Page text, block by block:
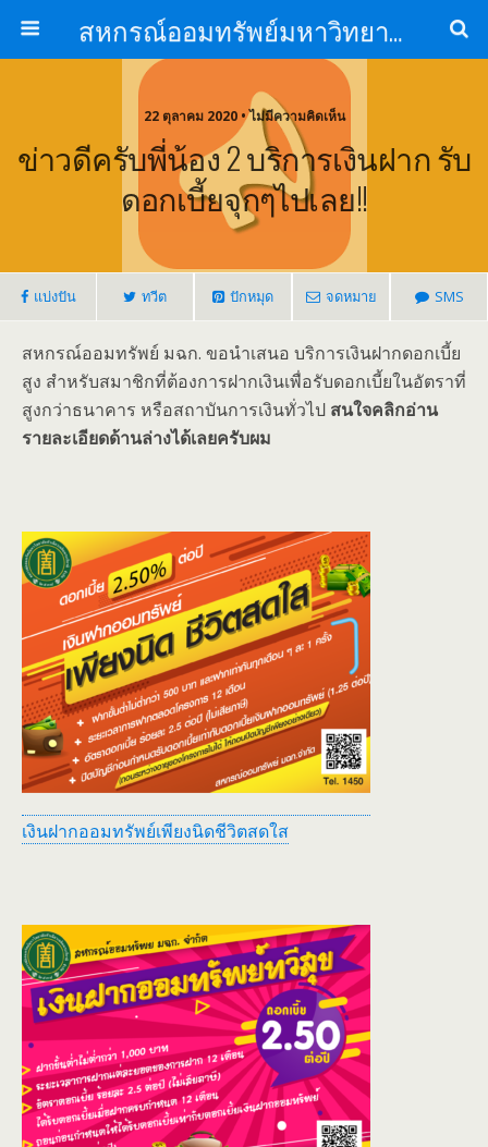
สหกรณ์ออมทรัพย์มหาวิทยาลัยหัวเฉียวเฉลิมพระเกียรติ จำกัด
22 ตุลาคม 2020 • ไม่มีความคิดเห็น
ข่าวดีครับพี่น้อง 2 บริการเงินฝาก รับ
ดอกเบี้ยจุกๆไปเลย!!
แบ่งปัน ทวีต ปักหมุด จดหมาย SMS
สหกรณ์ออมทรัพย์ มฉก. ขอนำเสนอ บริการเงินฝากดอกเบี้ย
สูง สำหรับสมาชิกที่ต้องการฝากเงินเพื่อรับดอกเบี้ยในอัตราที่
สูงกว่าธนาคาร หรือสถาบันการเงินทั่วไป สนใจคลิกอ่าน
รายละเอียดด้านล่างได้เลยครับผม
เงินฝากออมทรัพย์เพียงนิดชีวิตสดใส